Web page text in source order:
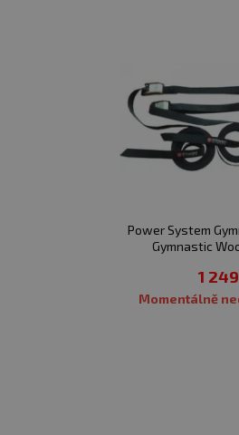
Power System
Gymnastic
1 249
Momentálně